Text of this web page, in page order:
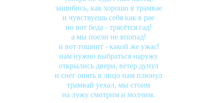
зашибись, как хорошо в трамвае
и чувствуешь себя как в рае
но вот беда - трясётся гад!
а мы поели не впопад!
и вот тошнит - какой же ужас!
нам нужно выбраться наружу
открылись двери, ветер дунул
и снег опять в лицо нам плюнул
трамвай уехал, мы стоим
на лужу смотрим и молчим.